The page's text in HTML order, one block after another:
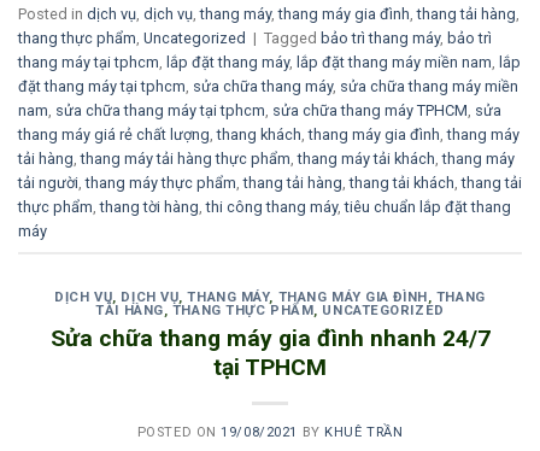
Posted in dịch vụ dịch vụ ,thang máy,thang máy gia đình ,thang tải hàng
thang thực phẩm Uncategorized | Tagged bảo trì thang máy, bảo trì
thang máy tại tphcm lắp đặt thang máy, lắp đặt thang máy miền nam lắp
đặt thang máy tại tphcm sửa chữa thang máy, sửa chữa thang máy miền
nam sửa chữa thang máy tại tphcm sửa chữa thang máy TPHCM sửa
thang máy giá rẻ chất lượng ,thang khách ,thang máy gia đình ,thang máy
tải hàng ,thang máy tải hàng thực phẩm ,thang máy tải khách ,thang máy
tải người ,thang máy thực phẩm ,thang tải hàng ,thang tải khách ,thang tải
thực phẩm ,thang tời hàng ,thi công thang máy,tiêu chuẩn lắp đặt thang
máy
DỊCH VỤ, DỊCH VỤ,THANG MÁY, THANG MÁY GIA ĐÌNH , THANG
TẢI HÀNG, THANG THỰC PHẨM , UNCATEGORIZED
Sửa chữa thang máy gia đình nhanh 24/7
tại TPHCM
POSTED ON19/08/2021 BY KHUÊ TRẦN